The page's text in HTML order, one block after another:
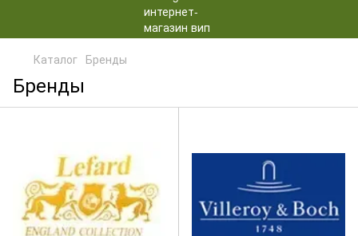
Каталог Бренды
Бренды